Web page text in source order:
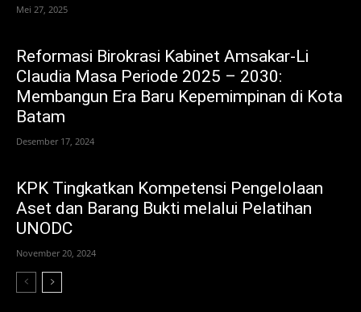
Mei 27, 2025
Reformasi Birokrasi Kabinet Amsakar-Li
Claudia Masa Periode 2025 – 2030:
Membangun Era Baru Kepemimpinan di Kota
Batam
Desember 17, 2024
KPK Tingkatkan Kompetensi Pengelolaan
Aset dan Barang Bukti melalui Pelatihan
UNODC
November 20, 2024